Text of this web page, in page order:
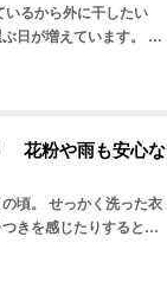
るから外に干したい
日が増えています。 と
花粉や雨も安心な
頃。 せっかく洗った衣
きを感じたりすると、